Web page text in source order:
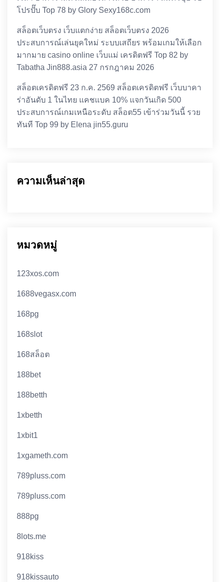
โปรปั๊บ Top 78 by Glory Sexy168c.com
สล็อตเว็บตรง เว็บแตกง่าย สล็อตเว็บตรง 2026
ประสบการณ์เล่นยุคใหม่ ระบบเสถียร พร้อมเกมให้เลือก
มากมาย casino online เว็บแม่ เครดิตฟรี Top 82 by
Tabatha Jin888.asia 27 กรกฎาคม 2026
สล็อตเครดิตฟรี 23 ก.ค. 2569 สล็อตเครดิตฟรี เว็บบาคา
ร่าอันดับ 1 ในไทย แคชแบค 10% แจกวันเกิด 500
ประสบการณ์เกมเหนือระดับ สล็อต55 เข้าร่วมวันนี้ รวย
ทันที Top 99 by Elena jin55.guru
ความเห็นล่าสุด
หมวดหมู่
123xos.com
1688vegasx.com
168pg
168slot
168สล็อต
188bet
188betth
1xbetth
1xbit1
1xgameth.com
789pluss.com
789pluss.com
888pg
8lots.me
918kiss
918kissauto